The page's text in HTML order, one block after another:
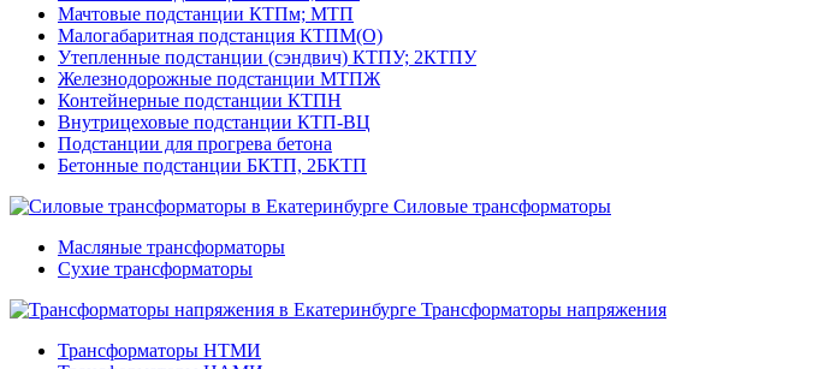
Мачтовые подстанции КТПм; МТП
Малогабаритная подстанция КТПМ(О)
Утепленные подстанции (сэндвич) КТПУ; 2КТПУ
Железнодорожные подстанции МТПЖ
Контейнерные подстанции КТПН
Внутрицеховые подстанции КТП-ВЦ
Подстанции для прогрева бетона
Бетонные подстанции БКТП, 2БКТП
Силовые трансформаторы
Масляные трансформаторы
Сухие трансформаторы
Трансформаторы напряжения
Трансформаторы НТМИ